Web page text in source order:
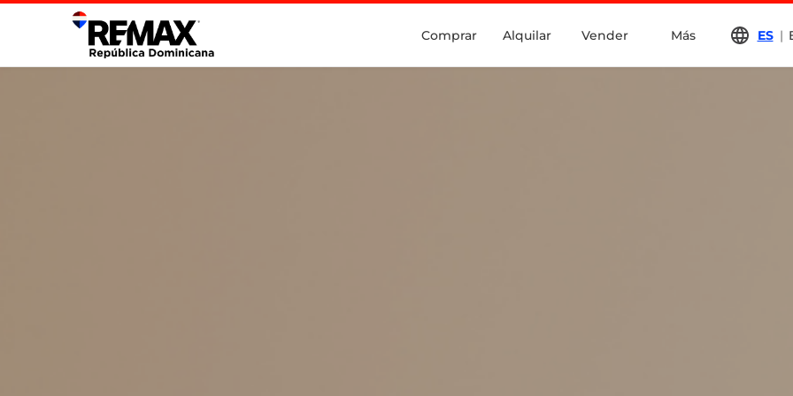
Comprar Alquilar Vender Más ES |